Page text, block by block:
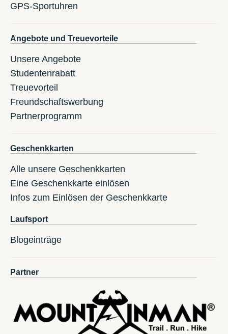
GPS-Sportuhren
Angebote und Treuevorteile
Unsere Angebote
Studentenrabatt
Treuevorteil
Freundschaftswerbung
Partnerprogramm
Geschenkkarten
Alle unsere Geschenkkarten
Eine Geschenkkarte einlösen
Infos zum Einlösen der Geschenkkarte
Laufsport
Blogeinträge
Partner